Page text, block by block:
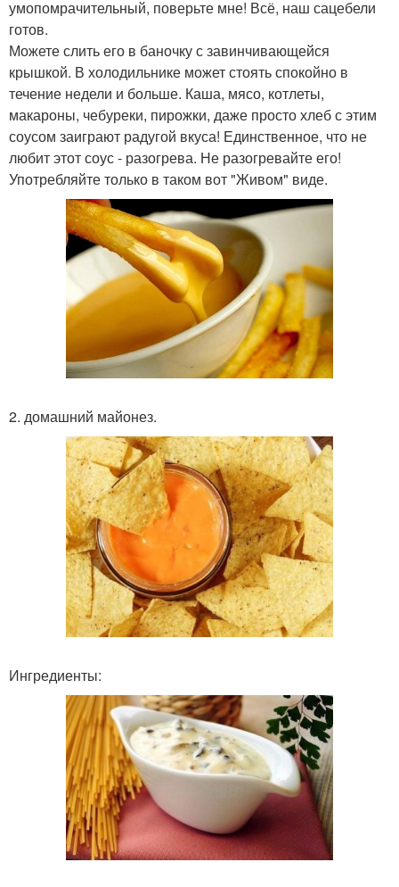
умопомрачительный, поверьте мне! Всё, наш сацебели
готов.
Можете слить его в баночку с завинчивающейся
крышкой. В холодильнике может стоять спокойно в
течение недели и больше. Каша, мясо, котлеты,
макароны, чебуреки, пирожки, даже просто хлеб с этим
соусом заиграют радугой вкуса! Единственное, что не
любит этот соус - разогрева. Не разогревайте его!
Употребляйте только в таком вот "Живом" виде.
2. домашний майонез.
Ингредиенты: